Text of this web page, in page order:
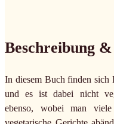
Beschreibung
In diesem Buch finden sich
und es ist dabei nicht
ebenso, wobei man